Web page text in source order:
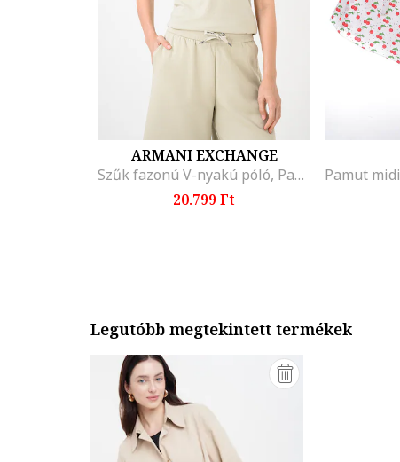
ARMANI EXCHANGE
Szűk fazonú V-nyakú póló, Pasztellzöld
20.799 Ft
Legutóbb megtekintett termékek